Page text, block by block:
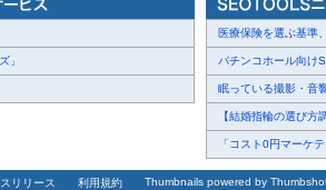
」
医療保険を選ぶ基準
パチンコホール向け
眠っている撮影・音
【結婚指輪の選び方
「コスト0円マーケ
リリース 利用規約 Thumbnails powered by